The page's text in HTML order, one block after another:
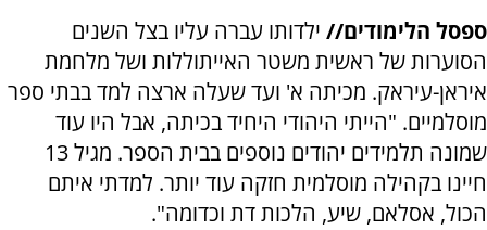
ספסל הלימודים// ילדותו עברה עליו בצל השנים
הסוערות של ראשית משטר האייתוללות ושל מלחמת
איראן-עיראק. מכיתה א' ועד שעלה ארצה למד בבתי ספר
מוסלמיים. "הייתי היהודי היחיד בכיתה, אבל היו עוד
שמונה תלמידים יהודים נוספים בבית הספר. מגיל 13
חיינו בקהילה מוסלמית חזקה עוד יותר. למדתי איתם
הכול, אסלאם, שיע, הלכות דת וכדומה".